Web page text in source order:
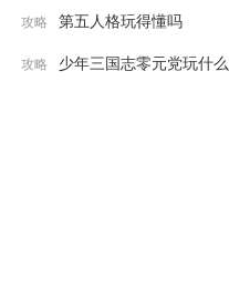
攻略 第五人格玩得懂吗
攻略 少年三国志零元党玩什么